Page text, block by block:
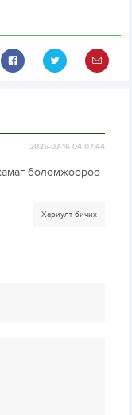
2025-07-16 04:07:44
боломжоороо
Хариулт бичих